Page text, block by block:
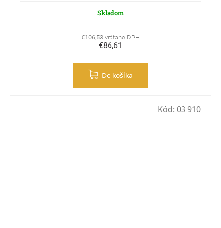
Skladom
€106,53 vrátane DPH
€86,61
Do košíka
Kód: 03 910